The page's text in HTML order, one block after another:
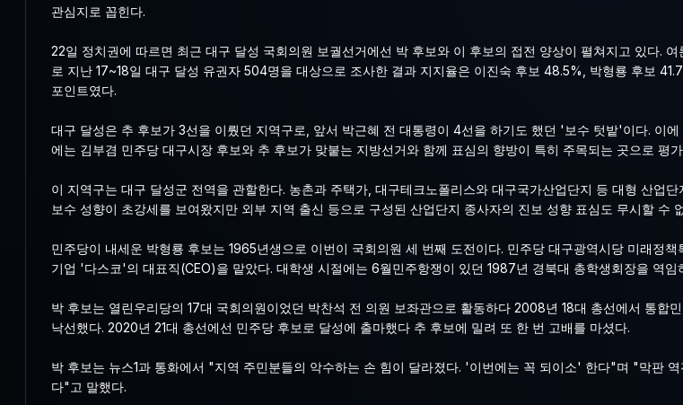
관심지로 꼽힌다.
22일 정치권에 따르면 최근 대구 달성 국회의원 보궐선거에선 박 후보와 이 후보의 접전 양상이 펼쳐지고 있다.
로 지난 17~18일 대구 달성 유권자 504명을 대상으로 조사한 결과 지지율은 이진숙 후보 48.5%, 박형룡 후보
포인트였다.
대구 달성은 추 후보가 3선을 이뤘던 지역구로, 앞서 박근혜 전 대통령이 4선을 하기도 했던 '보수 텃밭'이다. 이
에는 김부겸 민주당 대구시장 후보와 추 후보가 맞붙는 지방선거와 함께 표심의 향방이 특히 주목되는 곳으로 평
이 지역구는 대구 달성군 전역을 관할한다. 농촌과 주택가, 대구테크노폴리스와 대구국가산업단지 등 대형 산업
보수 성향이 초강세를 보여왔지만 외부 지역 출신 등으로 구성된 산업단지 종사자의 진보 성향 표심도 무시할 수
민주당이 내세운 박형룡 후보는 1965년생으로 이번이 국회의원 세 번째 도전이다. 민주당 대구광역시당 미래정
기업 '다스코'의 대표직(CEO)을 맡았다. 대학생 시절에는 6월민주항쟁이 있던 1987년 경북대 총학생회장을 역임
박 후보는 열린우리당의 17대 국회의원이었던 박찬석 전 의원 보좌관으로 활동하다 2008년 18대 총선에서 통합
낙선했다. 2020년 21대 총선에선 민주당 후보로 달성에 출마했다 추 후보에 밀려 또 한 번 고배를 마셨다.
박 후보는 뉴스1과 통화에서 "지역 주민분들의 악수하는 손 힘이 달라졌다. '이번에는 꼭 되이소' 한다"며 "막판
다"고 말했다.